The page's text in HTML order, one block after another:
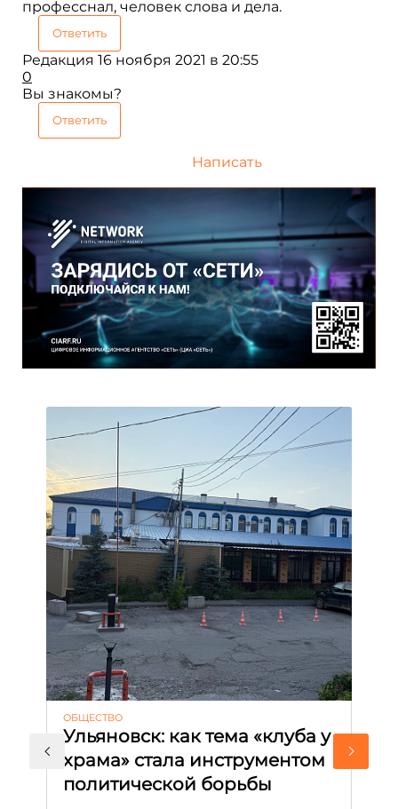
професснал, человек слова и дела.
Ответить
Редакция 16 ноября 2021 в 20:55
0
Вы знакомы?
Ответить
Написать
ОБЩЕСТВО
Ульяновск: как тема «клуба у
храма» стала инструментом
политической борьбы